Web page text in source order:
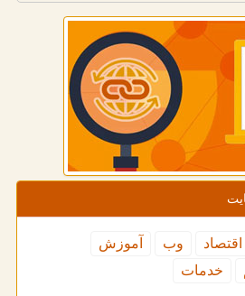
اقتصاد وب
آموزش
خدمات